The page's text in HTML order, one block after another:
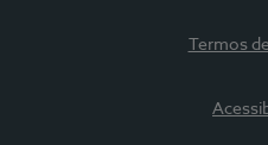
Termos